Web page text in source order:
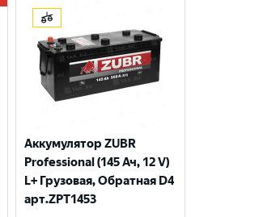
Аккумулятор ZUBR
Professional (145 Ач, 12 V)
L+ Грузовая, Обратная D4
арт.ZPT1453